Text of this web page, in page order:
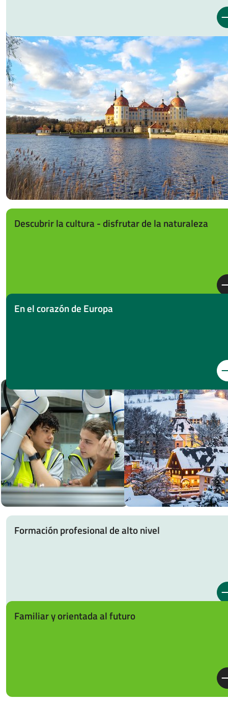
Descubrir la cultura - disfrutar de la naturaleza
En el corazón de Europa
Formación profesional de alto nivel
Familiar y orientada al futuro